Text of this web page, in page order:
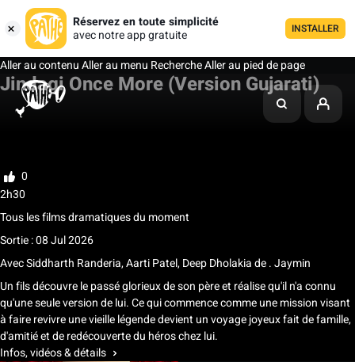
Réservez en toute simplicité
avec notre app gratuite
INSTALLER
Aller au contenuAller au menu RechercheAller au pied de page
Jindagi Once More (Version Gujarati)
Ma liste
0
2h30
Tous les films dramatiques du moment
Sortie : 08 Jul 2026
AvecSiddharth Randeria,Aarti Patel,Deep Dholakiade. Jaymin
Un fils découvre le passé glorieux de son père et réalise qu'il n'a connu
qu'une seule version de lui. Ce qui commence comme une mission visant
à faire revivre une vieille légende devient un voyage joyeux fait de famille,
d'amitié et de redécouverte du héros chez lui.
Infos, vidéos & détails